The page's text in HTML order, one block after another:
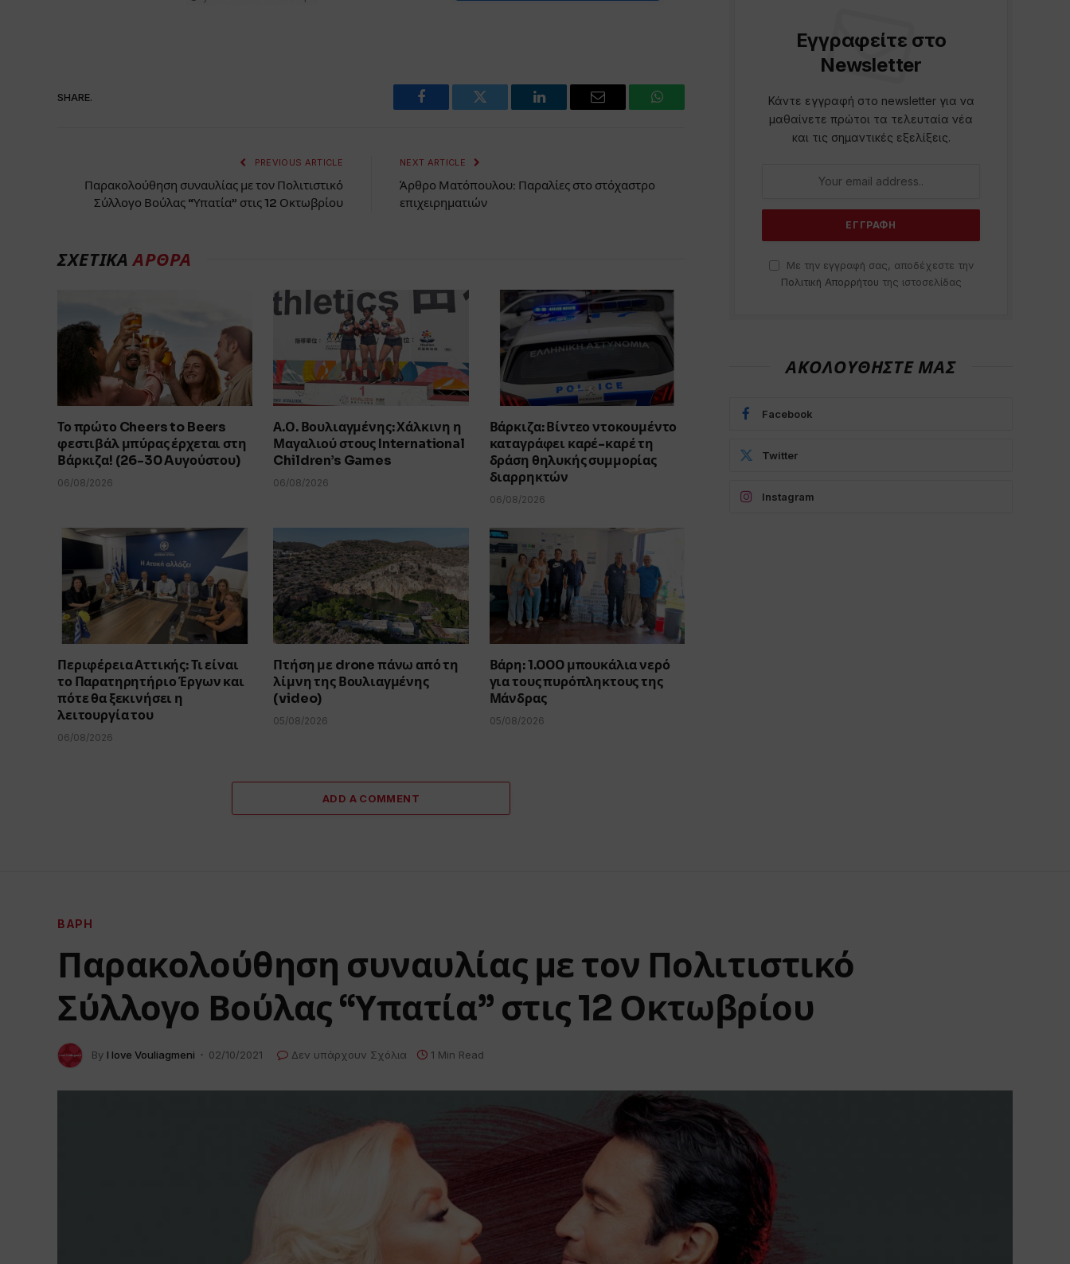
SHARE.
Facebook Twitter LinkedIn Email WhatsApp
PREVIOUS ARTICLE
Παρακολούθηση συναυλίας με τον Πολιτιστικό
Σύλλογο Βούλας “Υπατία” στις 12 Οκτωβρίου
NEXT ARTICLE
Άρθρο Ματόπουλου: Παραλίες στο στόχαστρο
επιχειρηματιών
ΣΧΕΤΙΚΑΑΡΘΡΑ
Το πρώτο Cheers to Beers
φεστιβάλ μπύρας έρχεται στη
Βάρκιζα! (26-30 Aυγούστου)
06/08/2026
Α.Ο. Βουλιαγμένης: Χάλκινη η
Μαγαλιού στους International
Children’s Games
06/08/2026
Βάρκιζα: Βίντεο ντοκουμέντο
καταγράφει καρέ-καρέ τη
δράση θηλυκής συμμορίας
διαρρηκτών
06/08/2026
Περιφέρεια Αττικής: Τι είναι
το Παρατηρητήριο Έργων και
πότε θα ξεκινήσει η
λειτουργία του
06/08/2026
Πτήση με drone πάνω από τη
λίμνη της Βουλιαγμένης
(video)
05/08/2026
Βάρη: 1.000 μπουκάλια νερό
για τους πυρόπληκτους της
Μάνδρας
05/08/2026
ADD A COMMENT
Εγγραφείτε στο
Newsletter
Κάντε εγγραφή στο newsletter για να
μαθαίνετε πρώτοι τα τελευταία νέα
και τις σημαντικές εξελίξεις.
Με την εγγραφή σας, αποδέχεστε την
Πολιτική Απορρήτου της ιστοσελίδας
ΑΚΟΛΟΥΘΗΣΤΕ ΜΑΣ
Facebook
Twitter
Instagram
ΒΆΡΗ
Παρακολούθηση συναυλίας με τον Πολιτιστικό
Σύλλογο Βούλας “Υπατία” στις 12 Οκτωβρίου
By I love Vouliagmeni 02/10/2021 Δεν υπάρχουν Σχόλια 1 Min Read